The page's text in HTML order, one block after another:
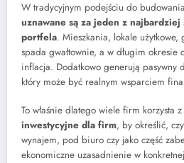
W tradycyjnym podejściu do
uznawane są za jeden z najbardziej
portfela. Mieszkania, lokale
spada gwałtownie, a w długim okresie
inflacja. Dodatkowo generują pasywny
który może być realnym wsparciem
To właśnie dlatego wiele firm korzysta
inwestycyjne dla firm, by określić,
wynajem, pod biuro czy jako część
ekonomiczne uzasadnienie w